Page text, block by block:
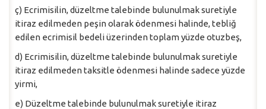
ç) Ecrimisilin, düzeltme talebinde bulunulmak suretiyle
itiraz edilmeden peşin olarak ödenmesi halinde, tebliğ
edilen ecrimisil bedeli üzerinden toplam yüzde otuzbeş,
d) Ecrimisilin, düzeltme talebinde bulunulmak suretiyle
itiraz edilmeden taksitle ödenmesi halinde sadece yüzde
yirmi,
e) Düzeltme talebinde bulunulmak suretiyle itiraz